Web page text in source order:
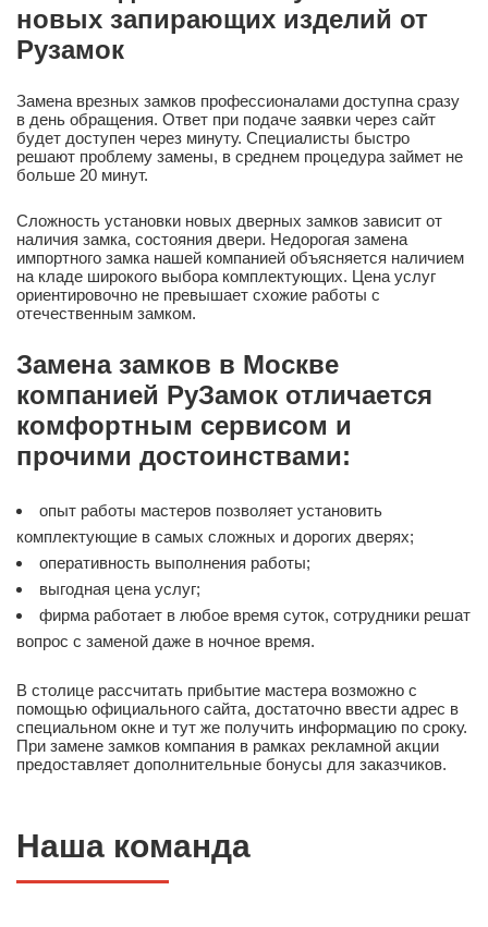
новых запирающих изделий от
Рузамок
Замена врезных замков профессионалами доступна сразу
в день обращения. Ответ при подаче заявки через сайт
будет доступен через минуту. Специалисты быстро
решают проблему замены, в среднем процедура займет не
больше 20 минут.
Сложность установки новых дверных замков зависит от
наличия замка, состояния двери. Недорогая замена
импортного замка нашей компанией объясняется наличием
на кладе широкого выбора комплектующих. Цена услуг
ориентировочно не превышает схожие работы с
отечественным замком.
Замена замков в Москве
компанией РуЗамок отличается
комфортным сервисом и
прочими достоинствами:
опыт работы мастеров позволяет установить
комплектующие в самых сложных и дорогих дверях;
оперативность выполнения работы;
выгодная цена услуг;
фирма работает в любое время суток, сотрудники решат
вопрос с заменой даже в ночное время.
В столице рассчитать прибытие мастера возможно с
помощью официального сайта, достаточно ввести адрес в
специальном окне и тут же получить информацию по сроку.
При замене замков компания в рамках рекламной акции
предоставляет дополнительные бонусы для заказчиков.
Наша команда